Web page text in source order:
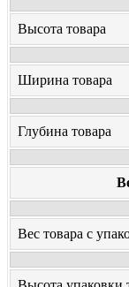
Высота товара
Ширина товара
Глубина товара
Вес товара с